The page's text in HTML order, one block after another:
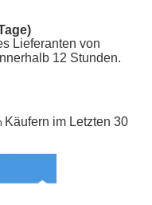
Lieferanten von
12 Stunden.
Käufern im Letzten 30